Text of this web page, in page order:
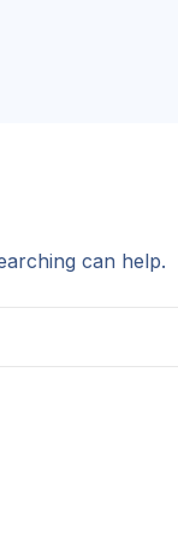
can help.